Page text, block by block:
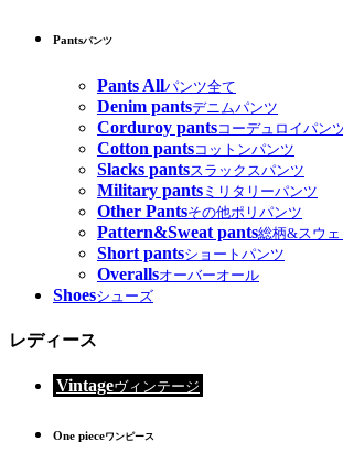
Pantsパンツ
Pants Allパンツ全て
Denim pantsデニムパンツ
Corduroy pantsコーデュロイパン
Cotton pantsコットンパンツ
Slacks pantsスラックスパンツ
Military pants ミリタリーパンツ
Other Pantsその他ポリパンツ
Pattern&Sweat pants総柄&スウ
Short pantsショートパンツ
Overallsオーバーオール
Shoesシューズ
レディース
Vintageヴィンテージ
One pieceワンピース